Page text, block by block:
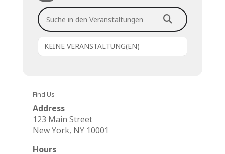
Suche in den Veranstaltungen
KEINE VERANSTALTUNG(EN)
Find Us
Address
123 Main Street
New York, NY 10001
Hours